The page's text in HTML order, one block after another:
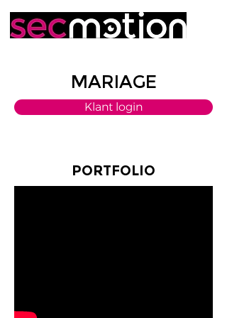
MARIAGE
PORTFOLIO
Klant login